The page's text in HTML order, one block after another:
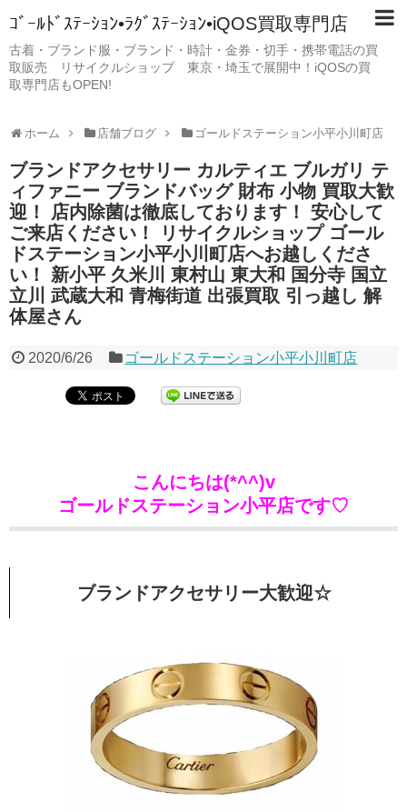
ｺﾞｰﾙﾄﾞｽﾃｰｼｮﾝ•ﾗｸﾞｽﾃｰｼｮﾝ•iQOS買取専門店
古着・ブランド服・ブランド・時計・金券・切手・携帯電話の買
取販売 リサイクルショップ 東京・埼玉で展開中！iQOSの買
取専門店もOPEN!
ホーム 店舗ブログ ゴールドステーション小平小川町店
ブランドアクセサリー カルティエ ブルガリ テ
ィファニー ブランドバッグ 財布 小物 買取大歓
迎！ 店内除菌は徹底しております！ 安心して
ご来店ください！ リサイクルショップ ゴール
ドステーション小平小川町店へお越しくださ
い！ 新小平 久米川 東村山 東大和 国分寺 国立
立川 武蔵大和 青梅街道 出張買取 引っ越し 解
体屋さん
2020/6/26 ゴールドステーション小平小川町店
こんにちは(*^^)v
ゴールドステーション小平店です♡
ブランドアクセサリー大歓迎☆